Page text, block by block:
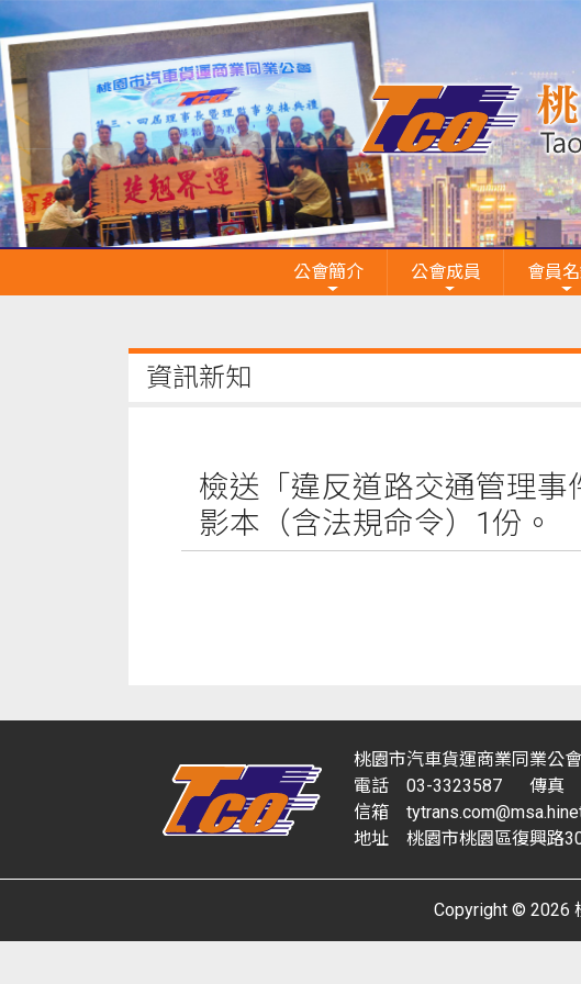
公會簡介 公會成員 會員
資訊新知
檢送「違反道路交通管理
影本（含法規命令）1份。
桃園市汽車貨運商業同業公會
電話 03-3323587
傳真
信箱
地址 桃園市桃園區復興路
Copyright © 2026